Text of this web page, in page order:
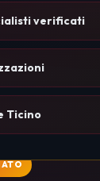
verificati
Ticino